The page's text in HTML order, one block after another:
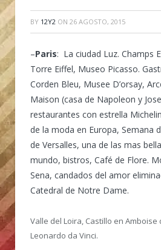
BY 12Y2 ON 26 AGOSTO, 2015
–Paris: La ciudad Luz. Champs
Torre Eiffel, Museo Picasso.
Corden Bleu, Musee D’orsay,
Maison (casa de Napoleon y
restaurantes con estrella
de la moda en Europa, Semana
de Versalles, una de las mas
mundo, bistros, Café de Flore.
Sena, candados del amor
Catedral de Notre Dame.
Valle del Loira, Castillo en
Leonardo da Vinci.